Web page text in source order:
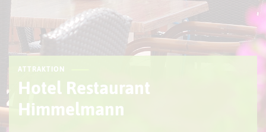
ATTRAKTION
Hotel Restaurant
Himmelmann